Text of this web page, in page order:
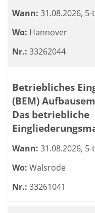
Wann: 31.08.2026,
Wo: Hannover
Nr.: 33262044
Betriebliches
(BEM)
Das betriebliche
Wann: 31.08.2026,
Wo: Walsrode
Nr.: 33261041